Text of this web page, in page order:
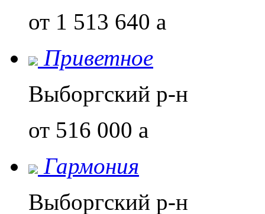
от 1 513 640 a
Приветное
Выборгский р-н
от 516 000 a
Гармония
Выборгский р-н